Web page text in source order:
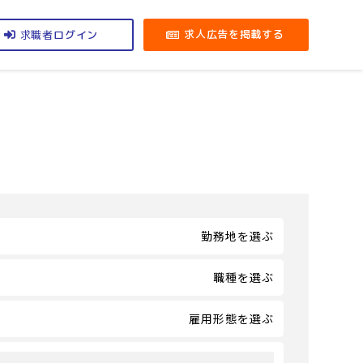
求職者ログイン 求人広告を掲載する
勤務地を選ぶ
職種を選ぶ
雇用形態を選ぶ